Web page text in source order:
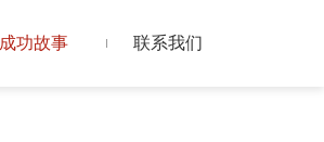
成功故事 联系我们